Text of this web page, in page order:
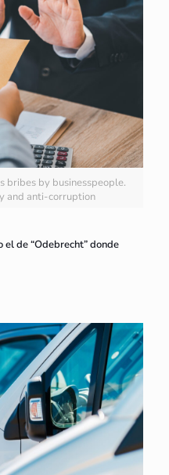
bribes by businesspeople.
and anti-corruption
el de “Odebrecht” donde